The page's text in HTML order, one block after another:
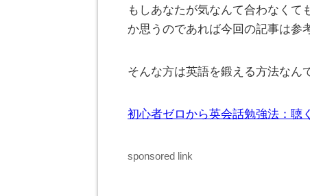
もしあなたが気なんて合わなくて
か思うのであれば今回の記事は参
そんな方は英語を鍛える方法なん
初心者ゼロから英会話勉強法：聴
sponsored link